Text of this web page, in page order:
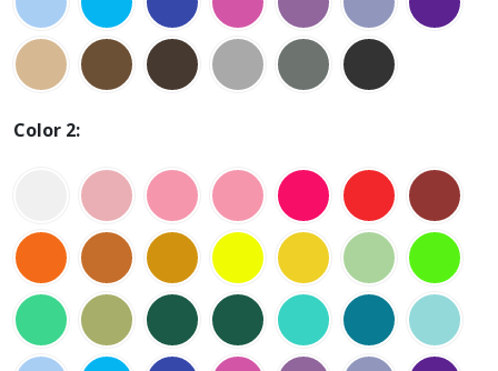
Color 2: